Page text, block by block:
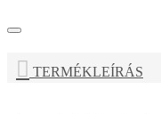
TERMÉKLEÍRÁS